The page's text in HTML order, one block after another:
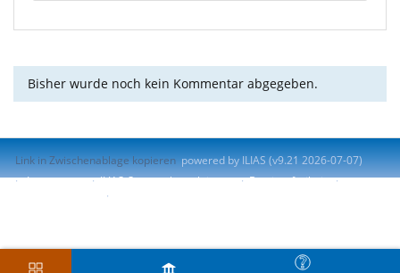
Bisher wurde noch kein Kommentar abgegeben.
Link in Zwischenablage kopieren powered by ILIAS (v9.21 2026-07-07)
Impressum
ILIAS-Support kontaktieren
Barrierefreiheit